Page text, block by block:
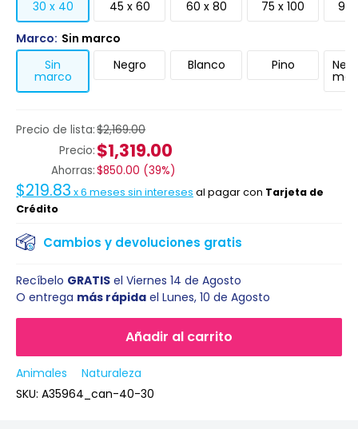
Precio de lista:$2,169.00
Precio: $1,319.00
Ahorras:$850.00 (39%)
$219.83 x6 meses sin intereses al pagar con Tarjeta de
Crédito
Cambios y devoluciones gratis
30 x 40
45 x 60 60 x 80 75 x 100
90
Marco: Sin marco
Sin
marco
Negro Blanco Pino
Añadir al carrito
Recíbelo GRATIS el Viernes 14 de Agosto
O entrega más rápida el Lunes, 10 de Agosto
Animales
Naturaleza
SKU: A35964_can-40-30